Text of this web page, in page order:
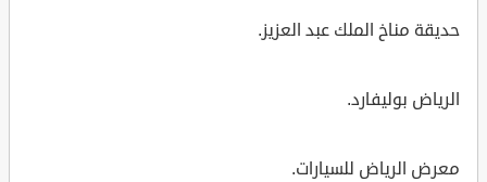
حديقة مناخ الملك عبد العزيز.
الرياض بوليفارد.
معرض الرياض للسيارات.